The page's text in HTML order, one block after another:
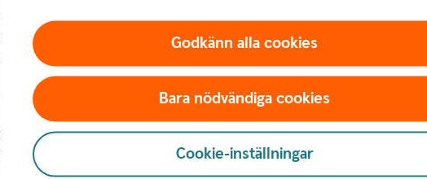
hemsidaför en detaljerad prognos på hur står
blir pensionär.
inte har gjort ett aktivt val placeras din premiepension
extra pensionssparandeför att nå din
vi dig att få koll på läget. Att förstå ditt orange
– och möjligheten att påverka din pension i tid.
Godkänn alla cookies
Bara nödvändiga cookies
Cookie-inställningar